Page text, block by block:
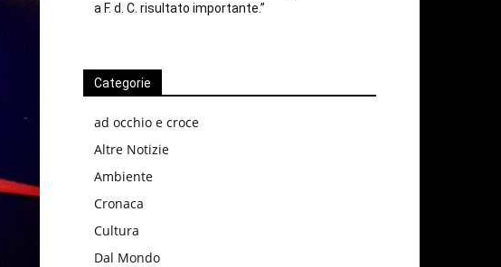
a F. d. C. risultato importante.”
Categorie
ad occhio e croce
Altre Notizie
Ambiente
Cronaca
Cultura
Dal Mondo